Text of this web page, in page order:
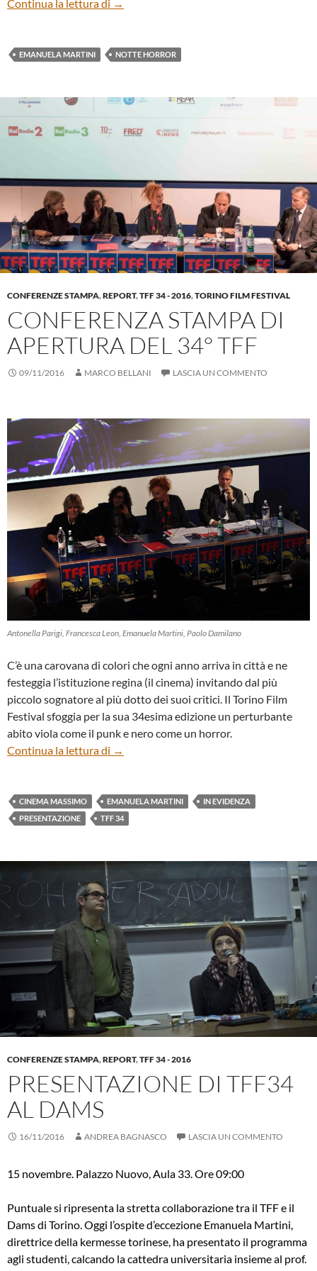
Continua la lettura di →
EMANUELA MARTINI NOTTE HORROR
CONFERENZE STAMPA,REPORT,TFF 34 - 2016,TORINO FILM FESTIVAL
CONFERENZA STAMPA DI
APERTURA DEL 34° TFF
09/11/2016 MARCO BELLANI LASCIA UN COMMENTO
Antonella Parigi, Francesca Leon, Emanuela Martini, Paolo Damilano
C’è una carovana di colori che ogni anno arriva in città e ne
festeggia l’istituzione regina (il cinema) invitando dal più
piccolo sognatore al più dotto dei suoi critici. Il Torino Film
Festival sfoggia per la sua 34esima edizione un perturbante
abito viola come il punk e nero come un horror.
Continua la lettura di CONFERENZA STAMPA DI APERTURA
→
CINEMA MASSIMO EMANUELA MARTINI
IN EVIDENZA
PRESENTAZIONE
TFF 34
CONFERENZE STAMPA,REPORT,TFF 34 - 2016
PRESENTAZIONE DI TFF34
AL DAMS
16/11/2016 ANDREA BAGNASCO LASCIA UN COMMENTO
15 novembre. Palazzo Nuovo, Aula 33. Ore 09:00
Puntuale si ripresenta la stretta collaborazione tra il TFF e il
Dams di Torino. Oggi l’ospite d’eccezione Emanuela Martini,
direttrice della kermesse torinese, ha presentato il programma
agli studenti, calcando la cattedra universitaria insieme al prof.